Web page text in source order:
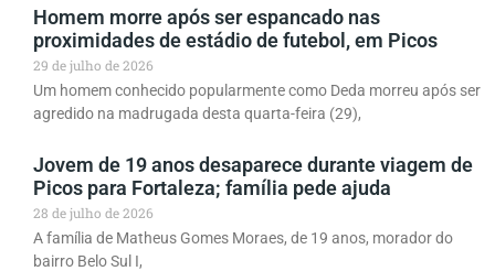
Homem morre após ser espancado nas
proximidades de estádio de futebol, em Picos
29 de julho de 2026
Um homem conhecido popularmente como Deda morreu após ser
agredido na madrugada desta quarta-feira (29),
Jovem de 19 anos desaparece durante viagem de
Picos para Fortaleza; família pede ajuda
28 de julho de 2026
A família de Matheus Gomes Moraes, de 19 anos, morador do
bairro Belo Sul I,